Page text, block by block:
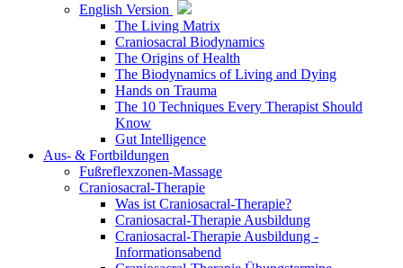
English Version
The Living Matrix
Craniosacral Biodynamics
The Origins of Health
The Biodynamics of Living and Dying
Hands on Trauma
The 10 Techniques Every Therapist Should
Know
Gut Intelligence
Aus- & Fortbildungen
Fußreflexzonen-Massage
Craniosacral-Therapie
Was ist Craniosacral-Therapie?
Craniosacral-Therapie Ausbildung
Craniosacral-Therapie Ausbildung -
Informationsabend